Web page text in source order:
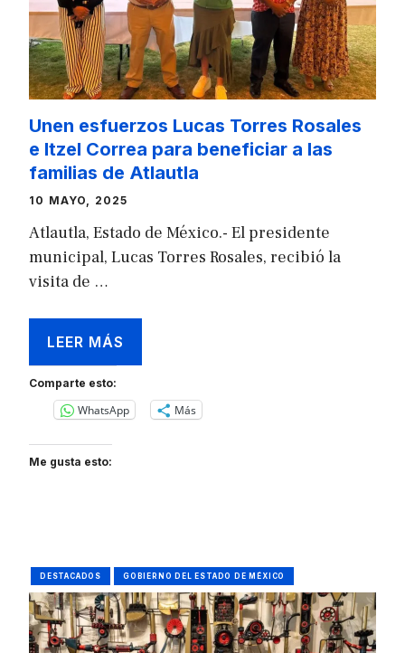
Unen esfuerzos Lucas Torres Rosales
e Itzel Correa para beneficiar a las
familias de Atlautla
10 MAYO, 2025
Atlautla, Estado de México.- El presidente
municipal, Lucas Torres Rosales, recibió la
visita de …
LEER MÁS
Comparte esto:
WhatsApp Más
Me gusta esto:
DESTACADOS GOBIERNO DEL ESTADO DE MÉXICO